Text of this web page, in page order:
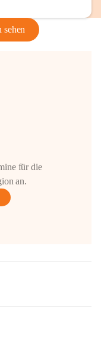
sehen
für die
an.